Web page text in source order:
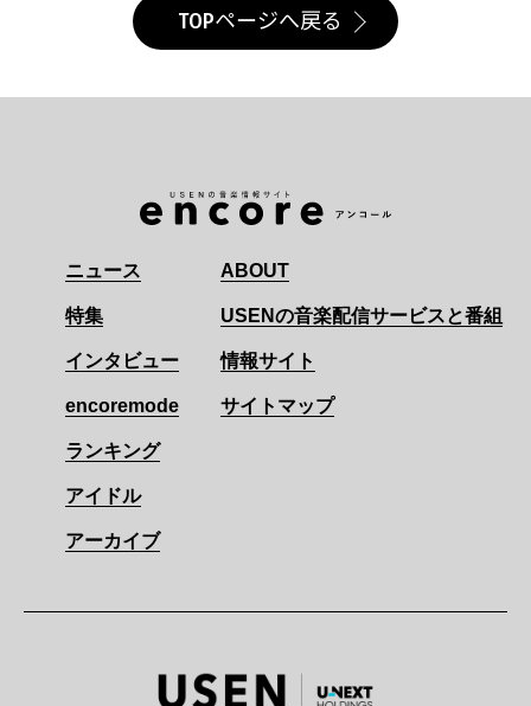
TOPページへ戻る
ニュース
特集
インタビュー
encoremode
ランキング
アイドル
アーカイブ
ABOUT
USENの音楽配信サービスと番組
情報サイト
サイトマップ